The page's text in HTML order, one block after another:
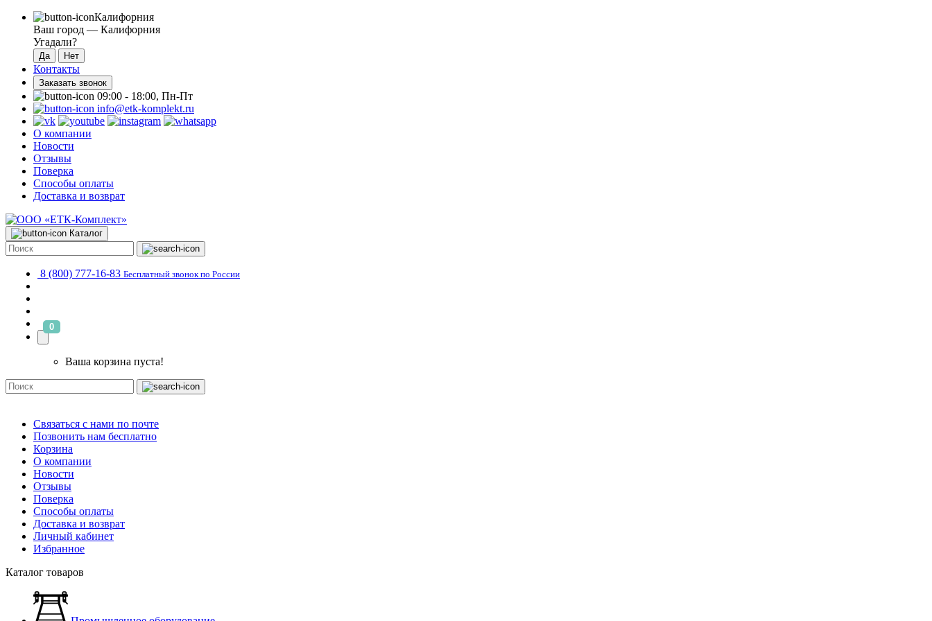
Калифорния
Ваш город — Калифорния
Угадали?
Контакты
Заказать звонок
09:00 - 18:00, Пн-Пт
info@etk-komplekt.ru
О компании
Новости
Отзывы
Поверка
Способы оплаты
Доставка и возврат
Каталог
8 (800) 777-16-83 Бесплатный звонок по России
0
Ваша корзина пуста!
Связаться с нами по почте
Позвонить нам бесплатно
Корзина
О компании
Новости
Отзывы
Поверка
Способы оплаты
Доставка и возврат
Личный кабинет
Избранное
Каталог товаров